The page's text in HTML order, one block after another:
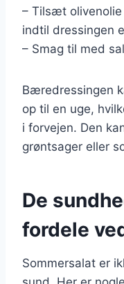
– Tilsæt
indtil dressingen
– Smag til med
Bæredressingen
op til en uge,
i forvejen. Den
grøntsager eller
De
fordele
Sommersalat er